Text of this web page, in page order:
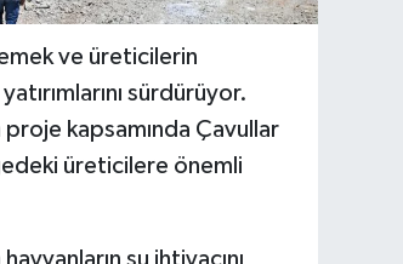
ve üreticilerin
sürdürüyor.
proje kapsamında Çavullar
üreticilere önemli